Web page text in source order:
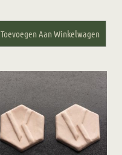
Toevoegen Aan Winkelwagen